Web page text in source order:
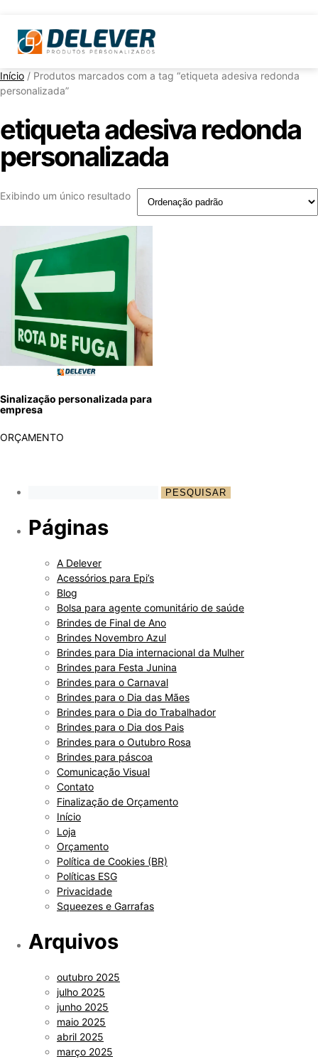
Início / Produtos marcados com a tag “etiqueta adesiva redonda
personalizada”
etiqueta adesiva redonda
personalizada
Exibindo um único resultado
Sinalização personalizada para
empresa
ORÇAMENTO
Páginas
A Delever
Acessórios para Epi’s
Blog
Bolsa para agente comunitário de saúde
Brindes de Final de Ano
Brindes Novembro Azul
Brindes para Dia internacional da Mulher
Brindes para Festa Junina
Brindes para o Carnaval
Brindes para o Dia das Mães
Brindes para o Dia do Trabalhador
Brindes para o Dia dos Pais
Brindes para o Outubro Rosa
Brindes para páscoa
Comunicação Visual
Contato
Finalização de Orçamento
Início
Loja
Orçamento
Política de Cookies (BR)
Políticas ESG
Privacidade
Squeezes e Garrafas
Arquivos
outubro 2025
julho 2025
junho 2025
maio 2025
abril 2025
março 2025